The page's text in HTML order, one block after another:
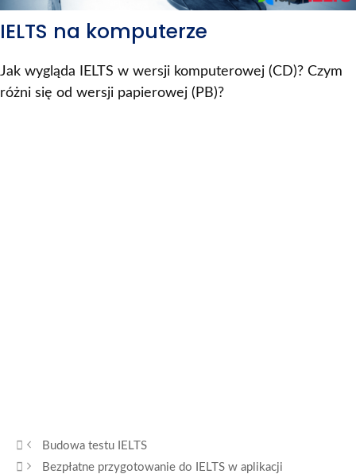
IELTS na komputerze
Jak wygląda IELTS w wersji komputerowej (CD)? Czym
różni się od wersji papierowej (PB)?
Budowa testu IELTS
Bezpłatne przygotowanie do IELTS w aplikacji